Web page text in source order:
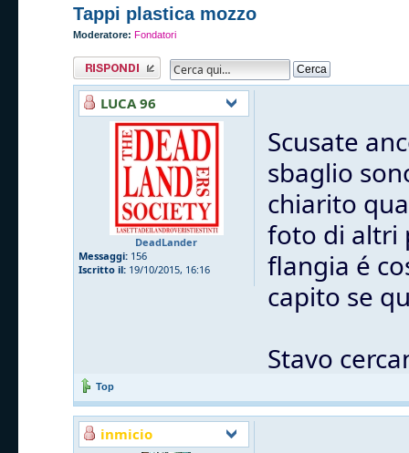
Tappi plastica mozzo
Moderatore: Fondatori
Rispondi al
messaggio
LUCA 96
DeadLander
Messaggi: 156
Iscritto il: 19/10/2015, 16:16
Scusate
sbaglio
chiarito
foto di altri
flangia é
capito se
Stavo
Top
inmicio